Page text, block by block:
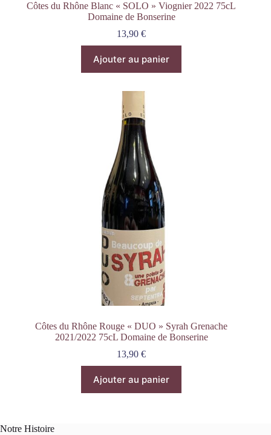
Côtes du Rhône Blanc « SOLO » Viognier 2022 75cL
Domaine de Bonserine
13,90€
Ajouter au panier
Côtes du Rhône Rouge « DUO » Syrah Grenache
2021/2022 75cL Domaine de Bonserine
13,90€
Ajouter au panier
Notre Histoire